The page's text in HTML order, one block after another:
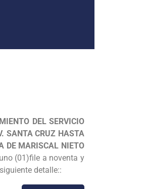
DEL SERVICIO
SANTA CRUZ HASTA
DE MARISCAL NIETO
(01)file a noventa y
detalle::